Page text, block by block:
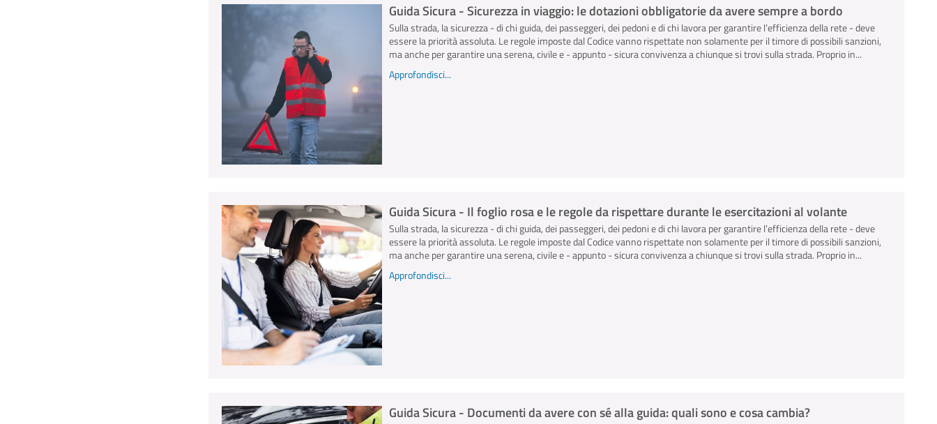
Guida Sicura - Sicurezza in viaggio: le dotazioni obbligatorie da avere sempre a bordo
Sulla strada, la sicurezza - di chi guida, dei passeggeri, dei pedoni e di chi lavora per garantire l’efficienza della rete - deve
essere la priorità assoluta. Le regole imposte dal Codice vanno rispettate non solamente per il timore di possibili sanzioni,
ma anche per garantire una serena, civile e - appunto - sicura convivenza a chiunque si trovi sulla strada. Proprio in...
Approfondisci...
Guida Sicura - Il foglio rosa e le regole da rispettare durante le esercitazioni al volante
Sulla strada, la sicurezza - di chi guida, dei passeggeri, dei pedoni e di chi lavora per garantire l’efficienza della rete - deve
essere la priorità assoluta. Le regole imposte dal Codice vanno rispettate non solamente per il timore di possibili sanzioni,
ma anche per garantire una serena, civile e - appunto - sicura convivenza a chiunque si trovi sulla strada. Proprio in...
Approfondisci...
Guida Sicura - Documenti da avere con sé alla guida: quali sono e cosa cambia?